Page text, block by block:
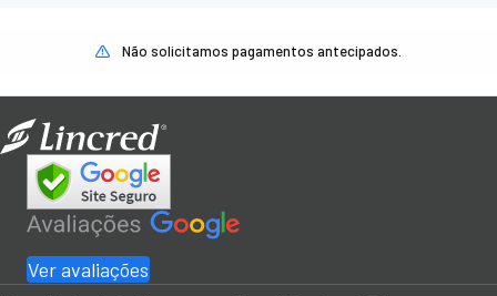
Não solicitamos pagamentos antecipados.
Ver avaliações